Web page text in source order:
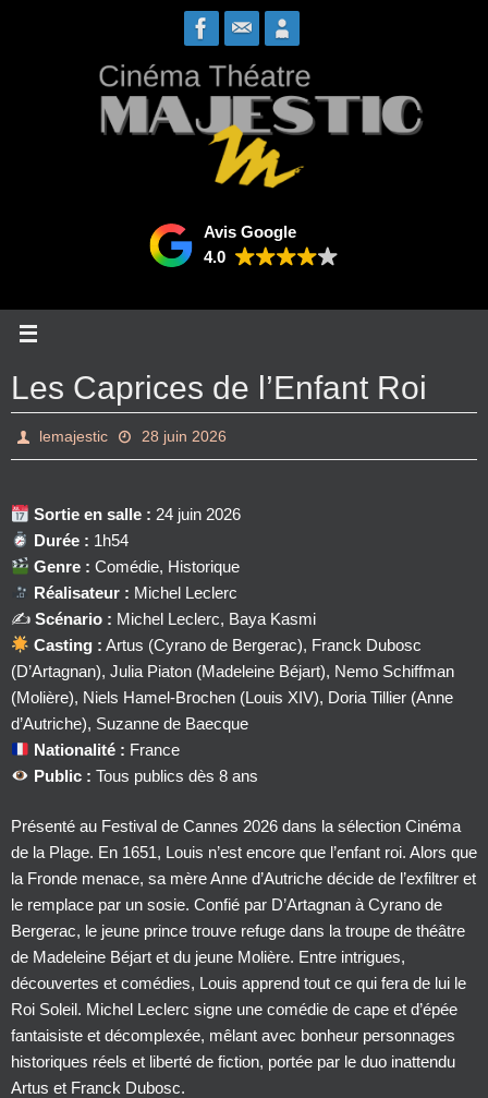
Avis Google
4.0
Les Caprices de l’Enfant Roi
lemajestic 28 juin 2026
Sortie en salle : 24 juin 2026
Durée : 1h54
Genre : Comédie, Historique
Réalisateur : Michel Leclerc
✍️ Scénario : Michel Leclerc, Baya Kasmi
Casting : Artus (Cyrano de Bergerac), Franck Dubosc
(D’Artagnan), Julia Piaton (Madeleine Béjart), Nemo Schiffman
(Molière), Niels Hamel-Brochen (Louis XIV), Doria Tillier (Anne
d’Autriche), Suzanne de Baecque
Nationalité : France
Public : Tous publics dès 8 ans
Présenté au Festival de Cannes 2026 dans la sélection Cinéma
de la Plage. En 1651, Louis n’est encore que l’enfant roi. Alors que
la Fronde menace, sa mère Anne d’Autriche décide de l’exfiltrer et
le remplace par un sosie. Confié par D’Artagnan à Cyrano de
Bergerac, le jeune prince trouve refuge dans la troupe de théâtre
de Madeleine Béjart et du jeune Molière. Entre intrigues,
découvertes et comédies, Louis apprend tout ce qui fera de lui le
Roi Soleil. Michel Leclerc signe une comédie de cape et d’épée
fantaisiste et décomplexée, mêlant avec bonheur personnages
historiques réels et liberté de fiction, portée par le duo inattendu
Artus et Franck Dubosc.